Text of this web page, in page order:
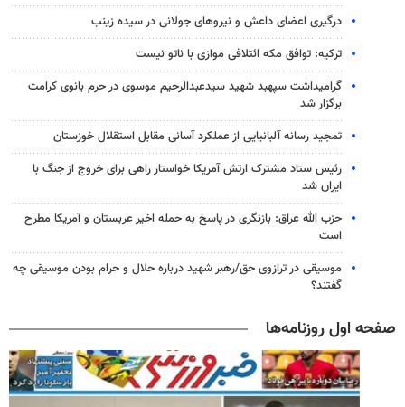
درگیری اعضای داعش و نیروهای جولانی در سیده زینب
ترکیه: توافق مکه ائتلافی موازی با ناتو نیست
گرامیداشت سپهبد شهید سیدعبدالرحیم موسوی در حرم بانوی کرامت
برگزار شد
تمجید رسانه آلبانیایی از عملکرد آسانی مقابل استقلال خوزستان
رئیس ستاد مشترک ارتش آمریکا خواستار راهی برای خروج از جنگ با
ایران شد
حزب الله عراق: بازنگری در پاسخ به حمله اخیر عربستان و آمریکا مطرح
است
موسیقی در ترازوی حق/رهبر شهید درباره حلال و حرام بودن موسیقی چه
گفتند؟
صفحه اول روزنامه‌ها